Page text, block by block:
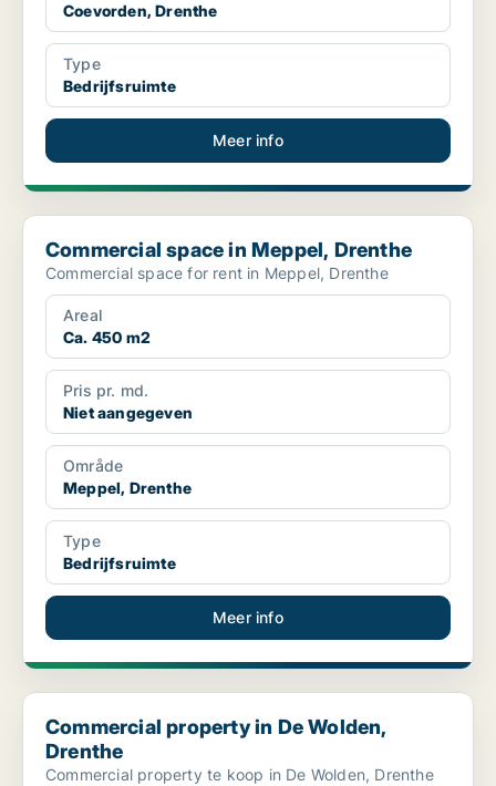
Coevorden, Drenthe
Type
Bedrijfsruimte
Meer info
Commercial space in Meppel, Drenthe
Commercial space in Meppel, Drenthe
Commercial space for rent in Meppel, Drenthe
Areal
Ca. 450 m2
Pris pr. md.
Niet aangegeven
Område
Meppel, Drenthe
Type
Bedrijfsruimte
Meer info
Commercial property in De Wolden, Drenthe
Commercial property in De Wolden,
Drenthe
Commercial property te koop in De Wolden, Drenthe